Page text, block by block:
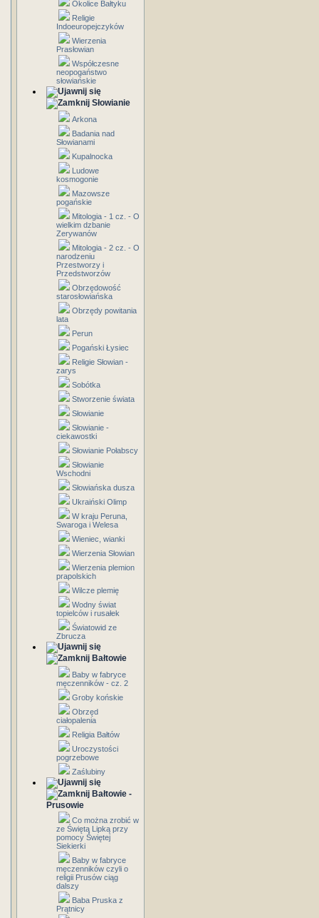
Okolice Bałtyku
Religie
Indoeuropejczyków
Wierzenia
Prasłowian
Współczesne
neopogaństwo
słowiańskie
Słowianie
Arkona
Badania nad
Słowianami
Kupalnocka
Ludowe
kosmogonie
Mazowsze
pogańskie
Mitologia - 1 cz. - O
wielkim dzbanie
Zerywanów
Mitologia - 2 cz. - O
narodzeniu
Przestworzy i
Przedstworzów
Obrzędowość
starosłowiańska
Obrzędy powitania
lata
Perun
Pogański Łysiec
Religie Słowian -
zarys
Sobótka
Stworzenie świata
Słowianie
Słowianie -
ciekawostki
Słowianie Połabscy
Słowianie
Wschodni
Słowiańska dusza
Ukraiński Olimp
W kraju Peruna,
Swaroga i Welesa
Wieniec, wianki
Wierzenia Słowian
Wierzenia plemion
prapolskich
Wilcze plemię
Wodny świat
topielców i rusałek
Światowid ze
Zbrucza
Bałtowie
Baby w fabryce
męczenników - cz. 2
Groby końskie
Obrzęd
ciałopalenia
Religia Bałtów
Uroczystości
pogrzebowe
Zaślubiny
Bałtowie -
Prusowie
Co można zrobić w
ze Świętą Lipką przy
pomocy Świętej
Siekierki
Baby w fabryce
męczenników czyli o
religii Prusów ciąg
dalszy
Baba Pruska z
Prątnicy